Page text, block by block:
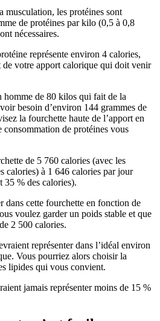
musculation, les protéines sont
de protéines par kilo (0,5 à 0,8
nécessaires.
représente environ 4 calories,
votre apport calorique qui doit venir
homme de 80 kilos qui fait de la
besoin d’environ 144 grammes de
la fourchette haute de l’apport en
de protéines vous
de 5 760 calories (avec les
calories) à 1 646 calories par jour
35 % des calories).
dans cette fourchette en fonction de
voulez garder un poids stable et que
2 500 calories.
représenter dans l’idéal environ
Vous pourriez alors choisir la
lipides qui vous convient.
jamais représenter moins de 15 %